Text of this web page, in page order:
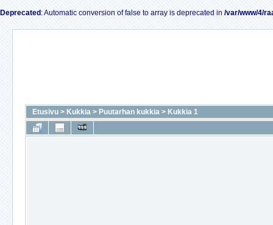
Deprecated : Automatic conversion of false to array is deprecated in /var/www/4/
Etusivu > Kukkia > Puutarhan kukkia > Kukkia 1